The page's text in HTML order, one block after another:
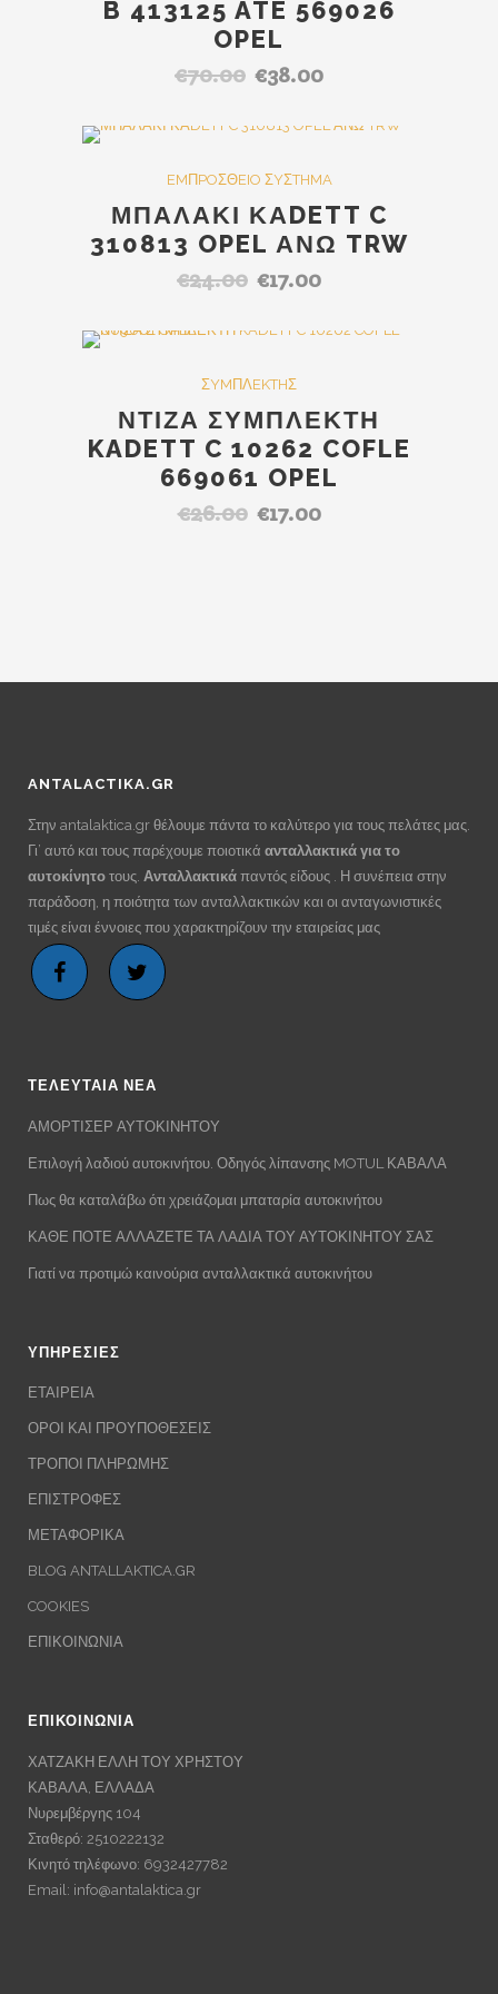
B 413125 ATE 569026
OPEL
€70.00 Original
was:
€38.00Η
τιμή
EMΠPOΣΘEIO ΣYΣTHMA
ΜΠΑΛΑΚΙ ΚΑDETT C
310813 OPEL ΑΝΩ TRW
€24.00 Original
was:
€17.00Η
τιμή
ΣYMΠΛEKTHΣ
ΝΤΙΖΑ ΣΥΜΠΛΕΚΤΗ
KADETT C 10262 COFLE
669061 OPEL
€26.00 Original
€17.00Η
ANTALACTIKA.GR
Στην antalaktica.gr θέλουμε πάντα το καλύτερο για τους πελάτες μας.
Γι’ αυτό και τους παρέχουμε ποιοτικά ανταλλακτικά για το
αυτοκίνητο τους. Ανταλλακτικά παντός είδους . Η συνέπεια στην
παράδοση, η ποιότητα των ανταλλακτικών και οι ανταγωνιστικές
τιμές είναι έννοιες που χαρακτηρίζουν την εταιρείας μας
ΤΕΛΕΥΤΑΙΑ ΝΕΑ
ΑΜΟΡΤΙΣΕΡ ΑΥΤΟΚΙΝΗΤΟΥ
Επιλογή λαδιού αυτοκινήτου. Οδηγός λίπανσης MOTUL ΚΑΒΑΛΑ
Πως θα καταλάβω ότι χρειάζομαι μπαταρία αυτοκινήτου
ΚΑΘΕ ΠΟΤΕ ΑΛΛΑΖΕΤΕ ΤΑ ΛΑΔΙΑ ΤΟΥ ΑΥΤΟΚΙΝΗΤΟΥ ΣΑΣ
Γιατί να προτιμώ καινούρια ανταλλακτικά αυτοκινήτου
ΥΠΗΡΕΣΙΕΣ
ΕΤΑΙΡΕΙΑ
ΟΡΟΙ ΚΑΙ ΠΡΟΥΠΟΘΕΣΕΙΣ
ΤΡΟΠΟΙ ΠΛΗΡΩΜΗΣ
ΕΠΙΣΤΡΟΦΕΣ
ΜΕΤΑΦΟΡΙΚΑ
BLOG ANTALLAKTICA.GR
COOKIES
ΕΠΙΚΟΙΝΩΝΙΑ
ΕΠΙΚΟΙΝΩΝΙΑ
ΧΑΤΖΑΚΗ ΕΛΛΗ ΤΟΥ ΧΡΗΣΤΟΥ
ΚΑΒΑΛΑ, ΕΛΛΑΔΑ
Νυρεμβέργης 104
Σταθερό: 2510222132
Κινητό τηλέφωνο: 6932427782
Email: info@antalaktica.gr